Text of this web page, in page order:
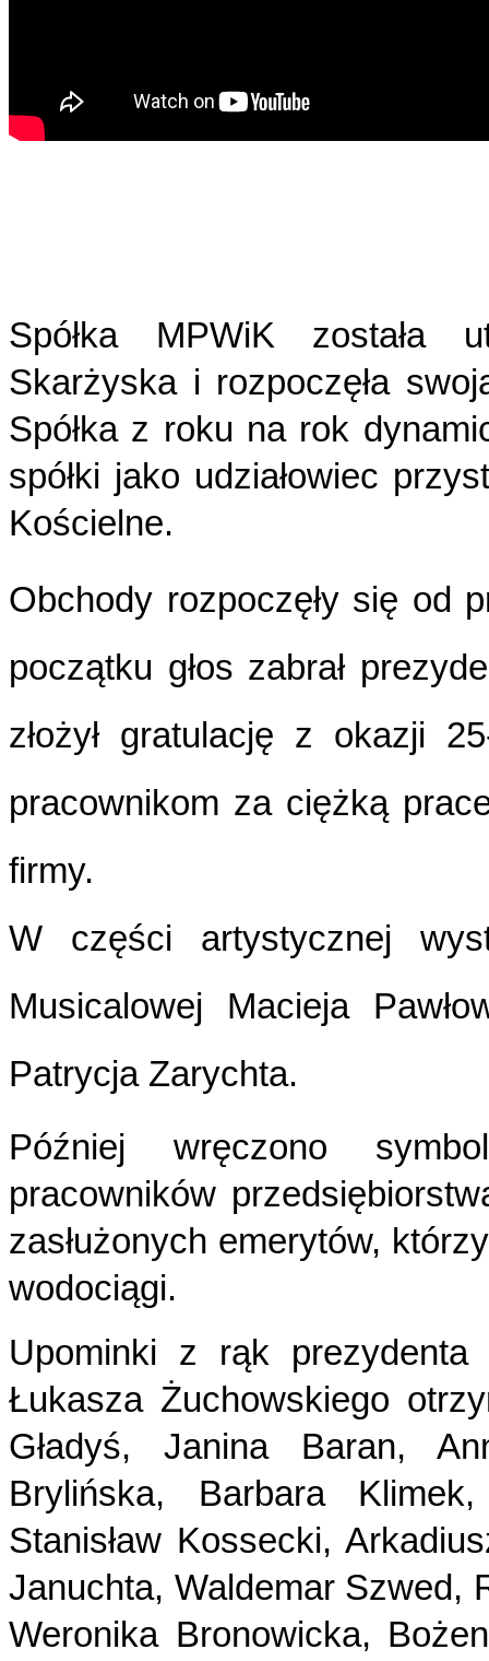
Spółka MPWiK została
Skarżyska i rozpoczęła
Spółka z roku na rok
spółki jako udziałowiec
Kościelne.
Obchody rozpoczęły się od
początku głos zabrał
złożył gratulację z okazji
pracownikom za ciężką
firmy.
W części artystycznej
Musicalowej Macieja
Patrycja Zarychta.
Później wręczono
pracowników
zasłużonych emerytów,
wodociągi.
Upominki z rąk prezydenta
Łukasza Żuchowskiego
Gładyś, Janina Baran,
Brylińska, Barbara
Stanisław Kossecki,
Januchta, Waldemar Szwed,
Weronika Bronowicka,